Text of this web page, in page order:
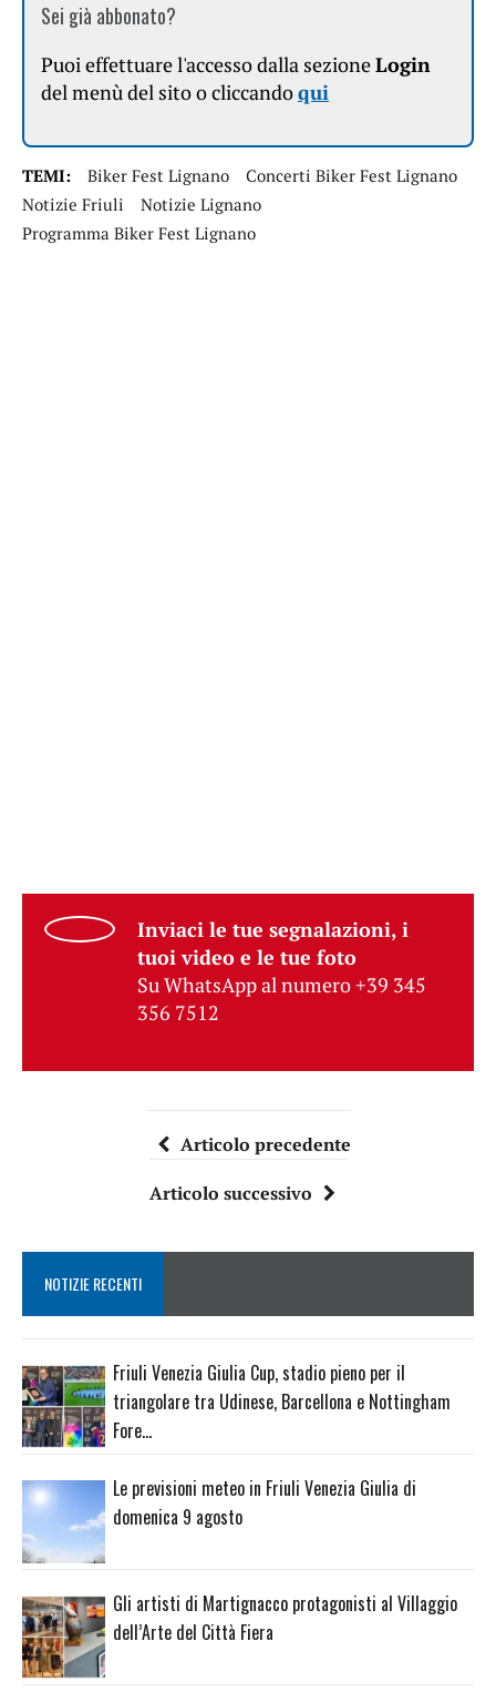
Sei già abbonato?
Puoi effettuare l'accesso dalla sezioneLogin
del menù del sito o cliccandoqui
TEMI: Biker Fest Lignano
Concerti Biker Fest Lignano
Notizie Friuli
Notizie Lignano
Programma Biker Fest Lignano
Inviaci le tue segnalazioni, i
tuoi video e le tue foto
Su WhatsApp al numero +39 345
356 7512
Articolo precedente
Articolo successivo
NOTIZIE RECENTI
Friuli Venezia Giulia Cup, stadio pieno per il
triangolare tra Udinese, Barcellona e Nottingham
Fore…
Le previsioni meteo in Friuli Venezia Giulia di
domenica 9 agosto
Gli artisti di Martignacco protagonisti al Villaggio
dell’Arte del Città Fiera